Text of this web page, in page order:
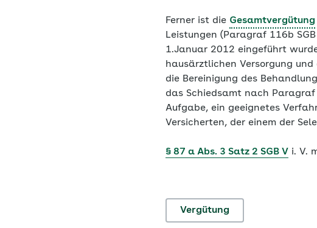
Ferner ist die Gesamtvergütung
Leistungen (Paragraf 116b
1.Januar 2012 eingeführt
hausärztlichen Versorgung
die Bereinigung des
das Schiedsamt nach
Aufgabe, ein geeignetes
Versicherten, der einem der
§ 87 a Abs. 3 Satz 2 SGB V i. V.
Vergütung